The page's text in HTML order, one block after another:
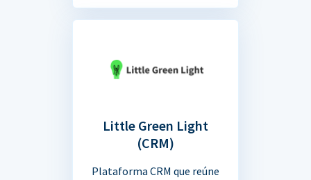
Little Green Light
(CRM)
Plataforma CRM que reúne